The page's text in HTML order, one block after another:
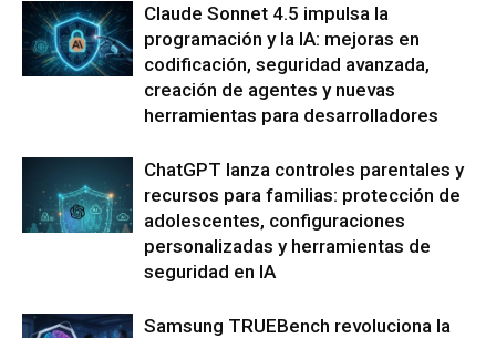
Claude Sonnet 4.5 impulsa la
programación y la IA: mejoras en
codificación, seguridad avanzada,
creación de agentes y nuevas
herramientas para desarrolladores
ChatGPT lanza controles parentales y
recursos para familias: protección de
adolescentes, configuraciones
personalizadas y herramientas de
seguridad en IA
Samsung TRUEBench revoluciona la